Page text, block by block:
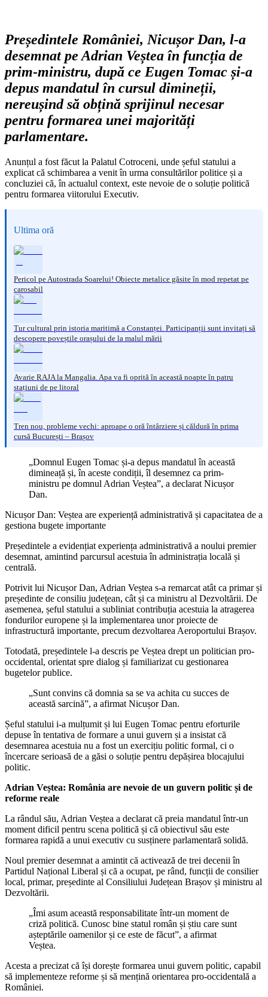
Președintele României, Nicușor Dan, l-a
desemnat pe Adrian Veștea în funcția de
prim-ministru, după ce Eugen Tomac și-a
depus mandatul în cursul dimineții,
nereușind să obțină sprijinul necesar
pentru formarea unei majorități
parlamentare.
Anunțul a fost făcut la Palatul Cotroceni, unde șeful statului a
explicat că schimbarea a venit în urma consultărilor politice și a
concluziei că, în actualul context, este nevoie de o soluție politică
pentru formarea viitorului Executiv.
Ultima oră
Pericol pe Autostrada Soarelui! Obiecte metalice găsite în mod repetat pe
carosabil
Tur cultural prin istoria maritimă a Constanței. Participanții sunt invitați să
descopere poveștile orașului de la malul mării
Avarie RAJA la Mangalia. Apa va fi oprită în această noapte în patru
stațiuni de pe litoral
Tren nou, probleme vechi: aproape o oră întârziere și căldură în prima
cursă București – Brașov
„Domnul Eugen Tomac și-a depus mandatul în această
dimineață și, în aceste condiții, îl desemnez ca prim-
ministru pe domnul Adrian Veștea”, a declarat Nicușor
Dan.
Nicușor Dan: Veștea are experiență administrativă și capacitatea de a
gestiona bugete importante
Președintele a evidențiat experiența administrativă a noului premier
desemnat, amintind parcursul acestuia în administrația locală și
centrală.
Potrivit lui Nicușor Dan, Adrian Veștea s-a remarcat atât ca primar și
președinte de consiliu județean, cât și ca ministru al Dezvoltării. De
asemenea, șeful statului a subliniat contribuția acestuia la atragerea
fondurilor europene și la implementarea unor proiecte de
infrastructură importante, precum dezvoltarea Aeroportului Brașov.
Totodată, președintele l-a descris pe Veștea drept un politician pro-
occidental, orientat spre dialog și familiarizat cu gestionarea
bugetelor publice.
„Sunt convins că domnia sa se va achita cu succes de
această sarcină”, a afirmat Nicușor Dan.
Șeful statului i-a mulțumit și lui Eugen Tomac pentru eforturile
depuse în tentativa de formare a unui guvern și a insistat că
desemnarea acestuia nu a fost un exercițiu politic formal, ci o
încercare serioasă de a găsi o soluție pentru depășirea blocajului
politic.
Adrian Veștea: România are nevoie de un guvern politic și de
reforme reale
La rândul său, Adrian Veștea a declarat că preia mandatul într-un
moment dificil pentru scena politică și că obiectivul său este
formarea rapidă a unui executiv cu susținere parlamentară solidă.
Noul premier desemnat a amintit că activează de trei decenii în
Partidul Național Liberal și că a ocupat, pe rând, funcții de consilier
local, primar, președinte al Consiliului Județean Brașov și ministru al
Dezvoltării.
„Îmi asum această responsabilitate într-un moment de
criză politică. Cunosc bine statul român și știu care sunt
așteptările oamenilor și ce este de făcut”, a afirmat
Veștea.
Acesta a precizat că își dorește formarea unui guvern politic, capabil
să implementeze reforme și să mențină orientarea pro-occidentală a
României.